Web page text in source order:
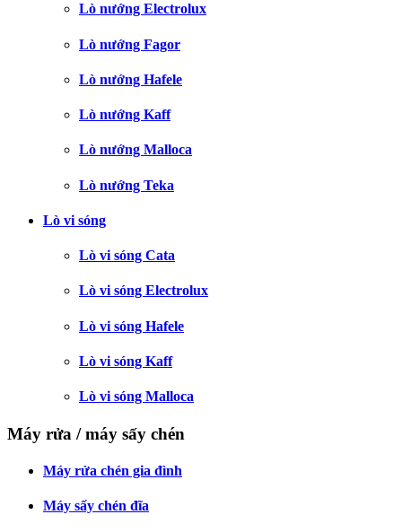
Lò nướng Electrolux
Lò nướng Fagor
Lò nướng Hafele
Lò nướng Kaff
Lò nướng Malloca
Lò nướng Teka
Lò vi sóng
Lò vi sóng Cata
Lò vi sóng Electrolux
Lò vi sóng Hafele
Lò vi sóng Kaff
Lò vi sóng Malloca
Máy rửa / máy sấy chén
Máy rửa chén gia đình
Máy sấy chén đĩa